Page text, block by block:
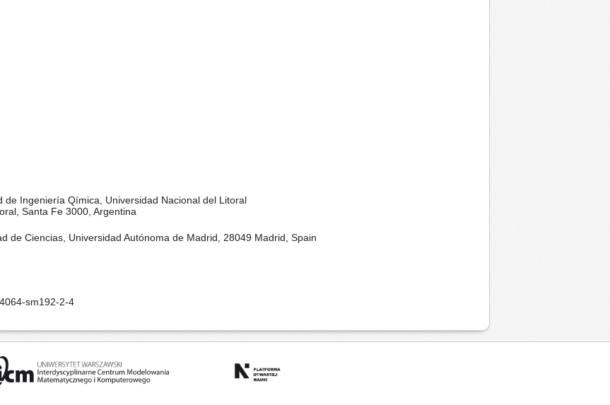
Ingeniería Qímica, Universidad Nacional del Litoral
Santa Fe 3000, Argentina
de Ciencias, Universidad Autónoma de Madrid, 28049 Madrid, Spain
sm192-2-4